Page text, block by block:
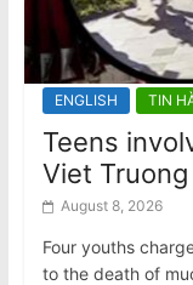
ENGLISH TIN
Teens
Viet
August 8, 2026
Four youths
to the death of